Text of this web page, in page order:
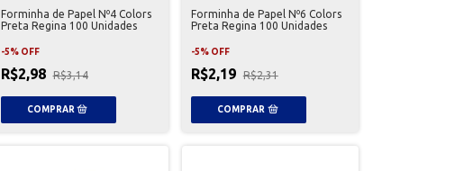
Forminha de Papel Nº4 Colors
Preta Regina 100 Unidades
-5% OFF
R$2,98 R$3,14
Forminha de Papel Nº6 Colors
Preta Regina 100 Unidades
-5% OFF
R$2,19 R$2,31